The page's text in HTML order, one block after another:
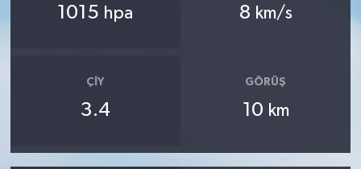
1015 hpa 8 km/s
ÇIY
3.4
GÖRÜŞ
10 km